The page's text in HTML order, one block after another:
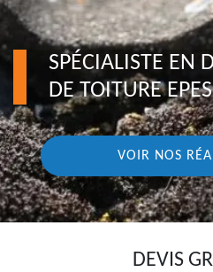
SPÉCIALISTE EN
DE TOITURE
VOIR NOS
DEVIS